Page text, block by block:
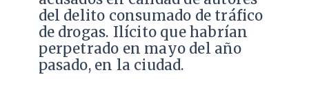
del delito consumado de tráfico
de drogas. Ilícito que habrían
perpetrado en mayo del año
pasado, en la ciudad.